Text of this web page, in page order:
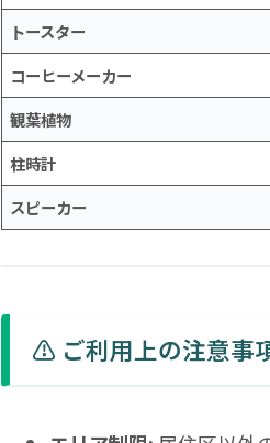
トースター
コーヒーメーカー
観葉植物
柱時計
スピーカー
⚠️ ご利用上の注意事